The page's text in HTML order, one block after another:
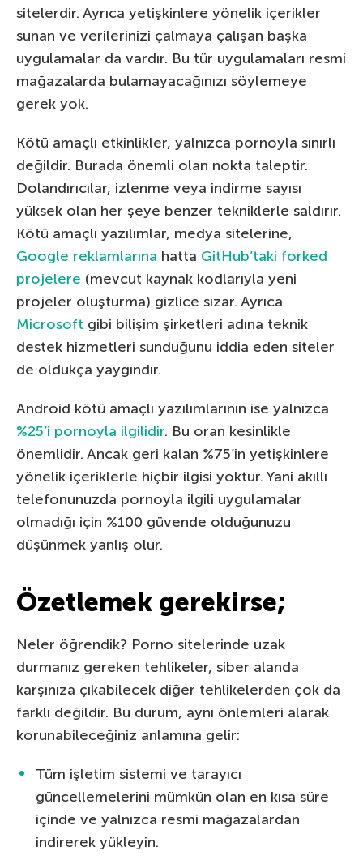
sitelerdir. Ayrıca yetişkinlere yönelik içerikler
sunan ve verilerinizi çalmaya çalışan başka
uygulamalar da vardır. Bu tür uygulamaları resmi
mağazalarda bulamayacağınızı söylemeye
gerek yok.
Kötü amaçlı etkinlikler, yalnızca pornoyla sınırlı
değildir. Burada önemli olan nokta taleptir.
Dolandırıcılar, izlenme veya indirme sayısı
yüksek olan her şeye benzer tekniklerle saldırır.
Kötü amaçlı yazılımlar, medya sitelerine,
Google reklamlarına hatta GitHub’taki forked
projelere (mevcut kaynak kodlarıyla yeni
projeler oluşturma) gizlice sızar. Ayrıca
Microsoft gibi bilişim şirketleri adına teknik
destek hizmetleri sunduğunu iddia eden siteler
de oldukça yaygındır.
Android kötü amaçlı yazılımlarının ise yalnızca
%25’i pornoyla ilgilidir. Bu oran kesinlikle
önemlidir. Ancak geri kalan %75’in yetişkinlere
yönelik içeriklerle hiçbir ilgisi yoktur. Yani akıllı
telefonunuzda pornoyla ilgili uygulamalar
olmadığı için %100 güvende olduğunuzu
düşünmek yanlış olur.
Özetlemek gerekirse;
Neler öğrendik? Porno sitelerinde uzak
durmanız gereken tehlikeler, siber alanda
karşınıza çıkabilecek diğer tehlikelerden çok da
farklı değildir. Bu durum, aynı önlemleri alarak
korunabileceğiniz anlamına gelir:
Tüm işletim sistemi ve tarayıcı
güncellemelerini mümkün olan en kısa süre
içinde ve yalnızca resmi mağazalardan
indirerek yükleyin.